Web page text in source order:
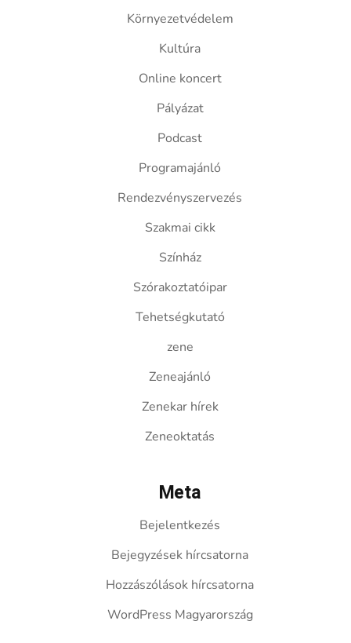
Környezetvédelem
Kultúra
Online koncert
Pályázat
Podcast
Programajánló
Rendezvényszervezés
Szakmai cikk
Színház
Szórakoztatóipar
Tehetségkutató
zene
Zeneajánló
Zenekar hírek
Zeneoktatás
Meta
Bejelentkezés
Bejegyzések hírcsatorna
Hozzászólások hírcsatorna
WordPress Magyarország